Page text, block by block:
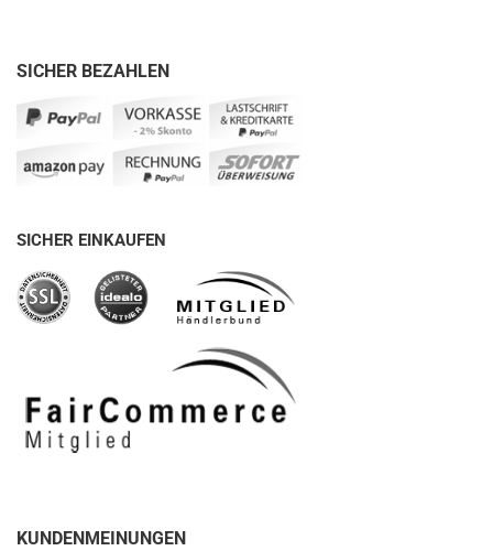
SICHER BEZAHLEN
SICHER EINKAUFEN
KUNDENMEINUNGEN